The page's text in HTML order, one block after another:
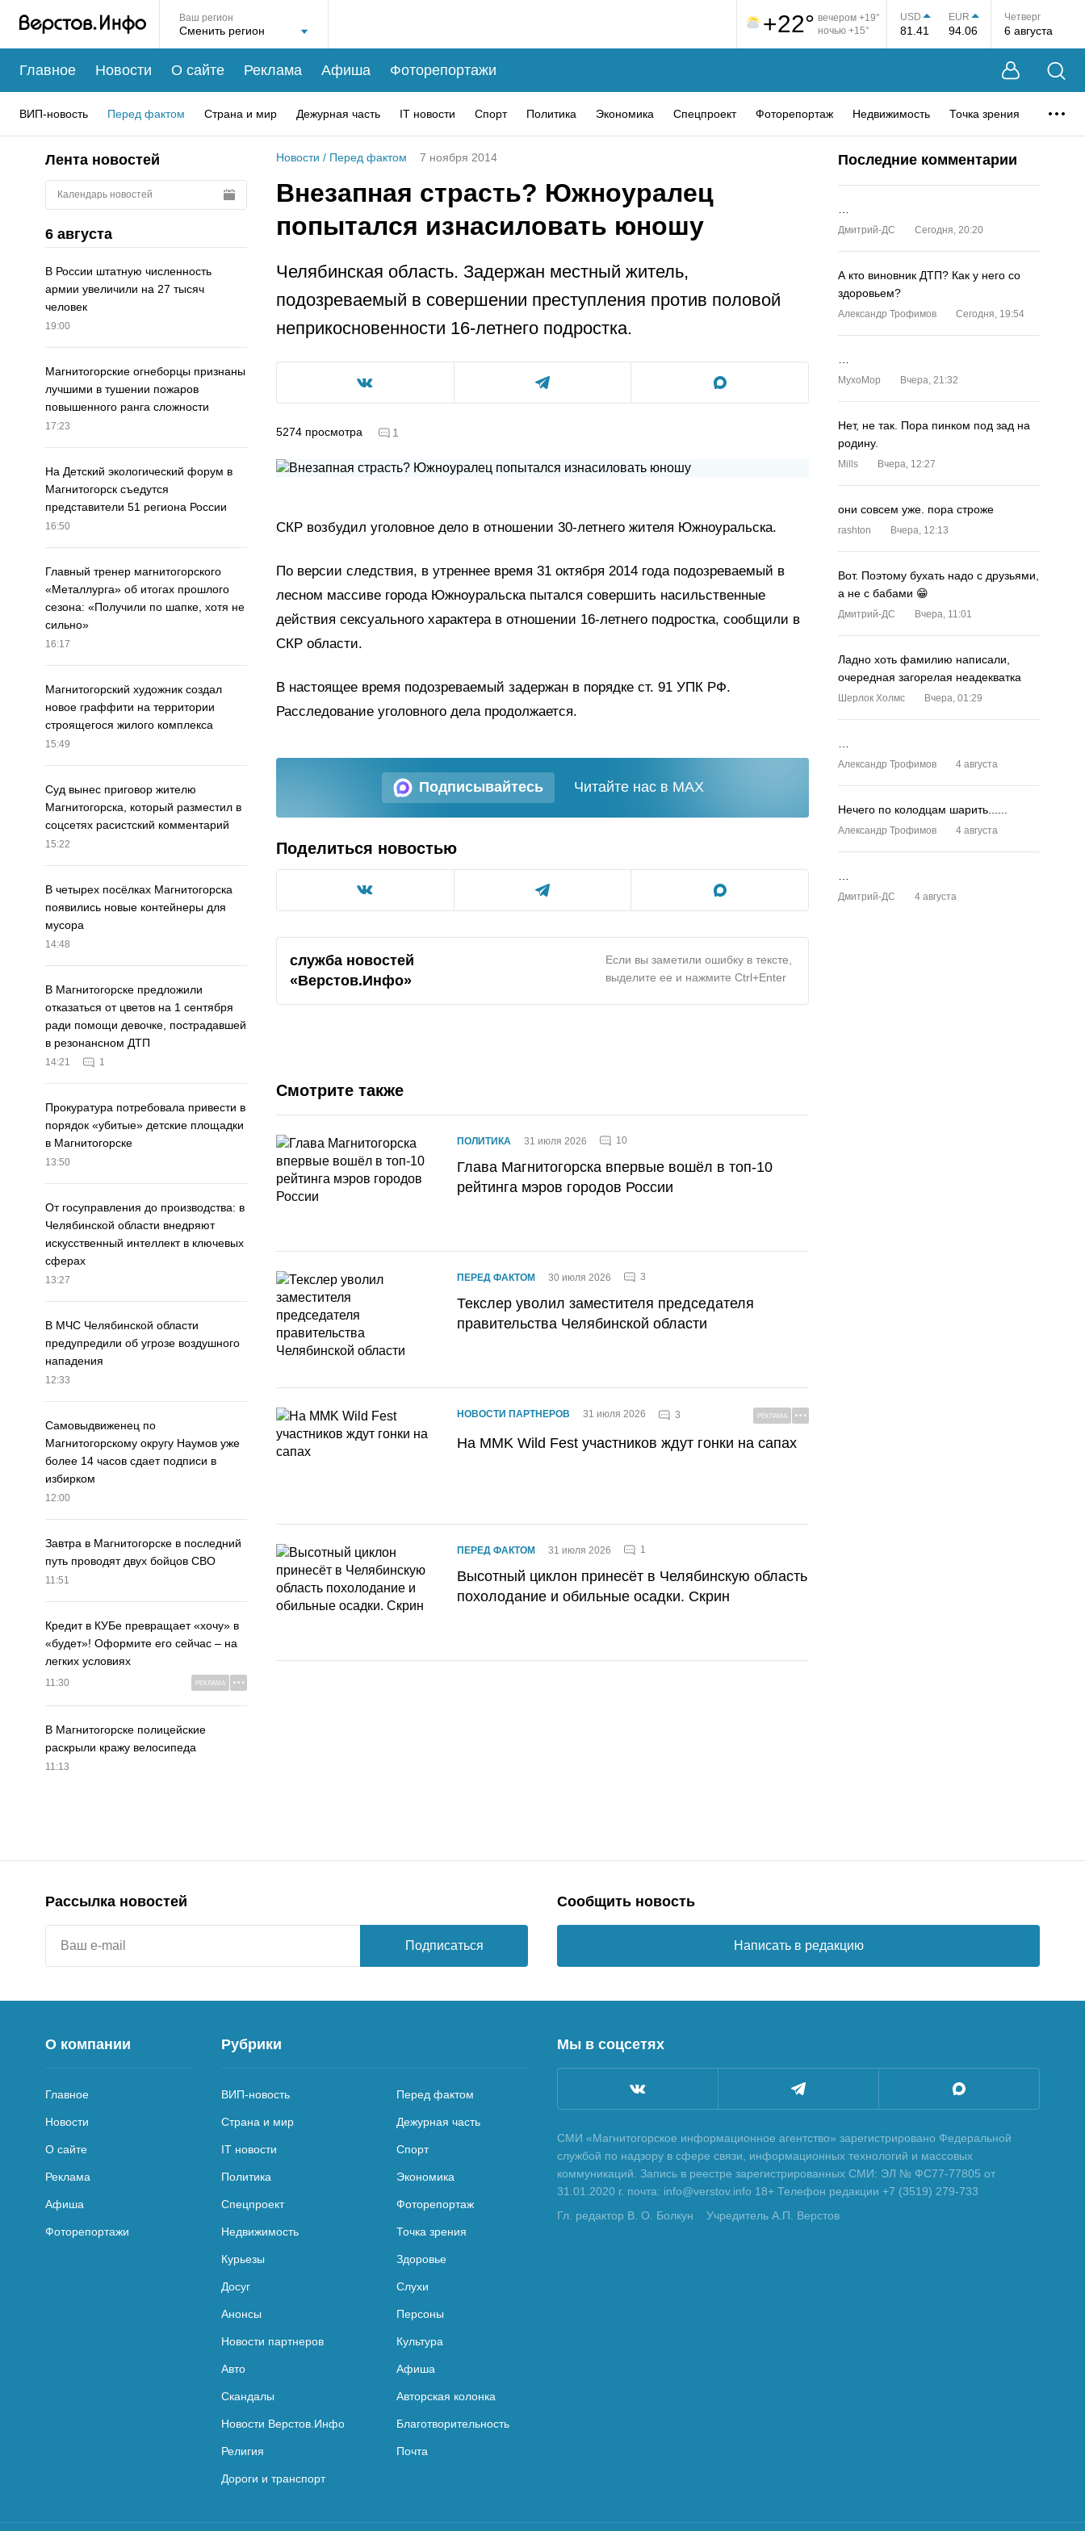
Ваш регион +22° вечером +19°
ночью +15°
USD
81.41
EUR
94.06
Четверг
6 августа
Главное Новости О сайте Реклама Афиша Фоторепортажи
ВИП-новость Перед фактом Страна и мир Дежурная часть IT новости Спорт Политика Экономика Спецпроект Фоторепортаж Недвижимость Точка зрения
Лента новостей
Календарь новостей
6 августа
В России штатную численность
армии увеличили на 27 тысяч
человек
19:00
Магнитогорские огнеборцы признаны
лучшими в тушении пожаров
повышенного ранга сложности
17:23
На Детский экологический форум в
Магнитогорск съедутся
представители 51 региона России
16:50
Главный тренер магнитогорского
«Металлурга» об итогах прошлого
сезона: «Получили по шапке, хотя не
сильно»
16:17
Магнитогорский художник создал
новое граффити на территории
строящегося жилого комплекса
15:49
Суд вынес приговор жителю
Магнитогорска, который разместил в
соцсетях расистский комментарий
15:22
В четырех посёлках Магнитогорска
появились новые контейнеры для
мусора
14:48
В Магнитогорске предложили
отказаться от цветов на 1 сентября
ради помощи девочке, пострадавшей
в резонансном ДТП
14:21 1
Прокуратура потребовала привести в
порядок «убитые» детские площадки
в Магнитогорске
13:50
От госуправления до производства: в
Челябинской области внедряют
искусственный интеллект в ключевых
сферах
13:27
В МЧС Челябинской области
предупредили об угрозе воздушного
нападения
12:33
Самовыдвиженец по
Магнитогорскому округу Наумов уже
более 14 часов сдает подписи в
избирком
12:00
Завтра в Магнитогорске в последний
путь проводят двух бойцов СВО
11:51
Кредит в КУБе превращает «хочу» в
«будет»! Оформите его сейчас – на
легких условиях
11:30 РЕКЛАМА
В Магнитогорске полицейские
раскрыли кражу велосипеда
11:13
Новости / Перед фактом 7 ноября 2014
Внезапная страсть? Южноуралец
попытался изнасиловать юношу
Челябинская область. Задержан местный житель,
подозреваемый в совершении преступления против половой
неприкосновенности 16-летнего подростка.
5274 просмотра 1
СКР возбудил уголовное дело в отношении 30-летнего жителя Южноуральска.
По версии следствия, в утреннее время 31 октября 2014 года подозреваемый в
лесном массиве города Южноуральска пытался совершить насильственные
действия сексуального характера в отношении 16-летнего подростка, сообщили в
СКР области.
В настоящее время подозреваемый задержан в порядке ст. 91 УПК РФ.
Расследование уголовного дела продолжается.
Подписывайтесь Читайте нас в MAX
Поделиться новостью
служба новостей
«Верстов.Инфо»
Если вы заметили ошибку в тексте,
выделите ее и нажмите Ctrl+Enter
Смотрите также
ПОЛИТИКА 31 июля 2026 10
Глава Магнитогорска впервые вошёл в топ-10
рейтинга мэров городов России
ПЕРЕД ФАКТОМ 30 июля 2026 3
Текслер уволил заместителя председателя
правительства Челябинской области
НОВОСТИ ПАРТНЕРОВ 31 июля 2026 3 РЕКЛАМА
На MMK Wild Fest участников ждут гонки на сапах
ПЕРЕД ФАКТОМ 31 июля 2026 1
Высотный циклон принесёт в Челябинскую область
похолодание и обильные осадки. Скрин
Последние комментарии
Дмитрий-ДС Сегодня, 20:20
А кто виновник ДТП? Как у него со
здоровьем?
Александр Трофимов Сегодня, 19:54
MyxoMop Вчера, 21:32
Нет, не так. Пора пинком под зад на
родину.
Mills Вчера, 12:27
они совсем уже. пора строже
rashton Вчера, 12:13
Вот. Поэтому бухать надо с друзьями,
а не с бабами 😁
Дмитрий-ДС Вчера, 11:01
Ладно хоть фамилию написали,
очередная загорелая неадекватка
Шерлок Холмс Вчера, 01:29
Александр Трофимов 4 августа
Нечего по колодцам шарить......
Александр Трофимов 4 августа
Дмитрий-ДС 4 августа
Рассылка новостей
Подписаться
Сообщить новость
Написать в редакцию
О компании
Главное
Новости
О сайте
Реклама
Афиша
Фоторепортажи
Рубрики
ВИП-новость Перед фактом
Страна и мир Дежурная часть
IT новости Спорт
Политика Экономика
Спецпроект Фоторепортаж
Недвижимость Точка зрения
Курьезы Здоровье
Досуг Слухи
Анонсы Персоны
Новости партнеров Культура
Авто Афиша
Скандалы Авторская колонка
Новости Верстов.Инфо Благотворительность
Религия Почта
Дороги и транспорт
Мы в соцсетях
СМИ «Магнитогорское информационное агентство» зарегистрировано Федеральной
службой по надзору в сфере связи, информационных технологий и массовых
коммуникаций. Запись в реестре зарегистрированных СМИ: ЭЛ № ФС77-77805 от
31.01.2020 г. почта: info@verstov.info 18+ Телефон редакции +7 (3519) 279-733
Гл. редактор В. О. Болкун
Учредитель А.П. Верстов